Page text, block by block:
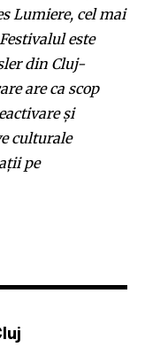
Lumiere, cel mai
este
din Cluj-
are ca scop
și
culturale
pe